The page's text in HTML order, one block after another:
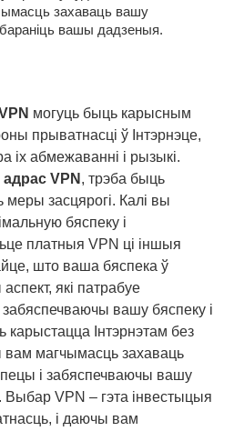
захаваць вашу
вашы дадзеныя.
могуць быць карысным
прыватнасці ў Інтэрнэце,
іх абмежаванні і рызыкі.
адрас VPN , трэба быць
засцярогі. Калі вы
бяспеку і
платныя VPN ці іншыя
што ваша бяспека ў
які патрабуе
забяспечваючы вашу бяспеку і
Інтэрнэтам без
магчымасць захаваць
і забяспечваючы вашу
Выбар VPN – гэта інвестыцыя
і даючы вам